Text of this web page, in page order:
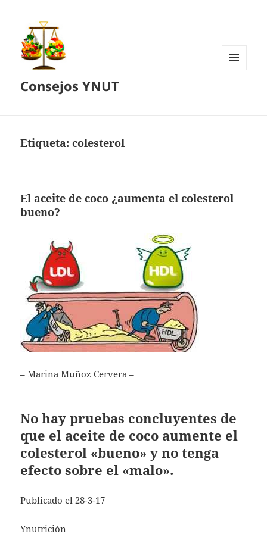
Consejos YNUT
Etiqueta:colesterol
El aceite de coco ¿aumenta el colesterol
bueno?
– Marina Muñoz Cervera –
No hay pruebas concluyentes de
que el aceite de coco aumente el
colesterol «bueno» y no tenga
efecto sobre el «malo».
Publicado el 28-3-17
Ynutrición